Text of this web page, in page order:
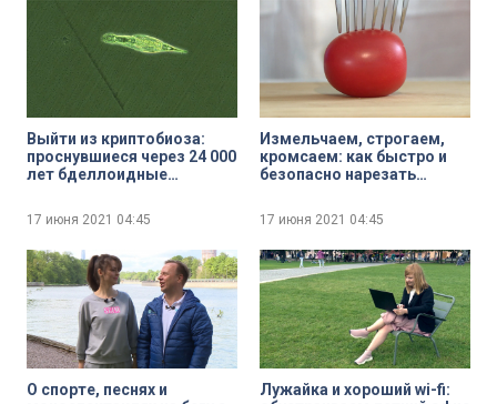
Выйти из криптобиоза:
проснувшиеся через 24 000
лет бделлоидные
размножаться
17 июня 2021 04:45
Измельчаем, строгаем,
кромсаем: как быстро и
безопасно нарезать
17 июня 2021 04:45
О спорте, песнях и
Лужайка и хороший wi-fi: